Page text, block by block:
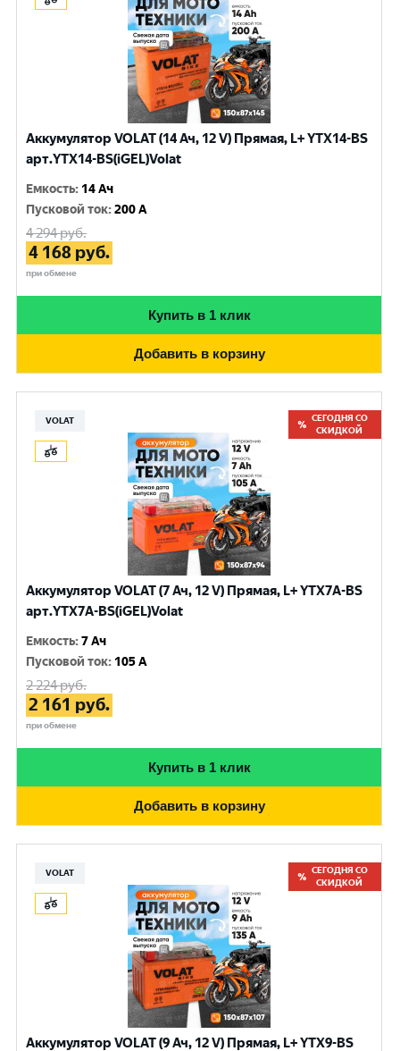
Аккумулятор VOLAT (14 Ач, 12 V) Прямая, L+ YTX14-BS
арт.YTX14-BS(iGEL)Volat
Емкость: 14 Ач
Пусковой ток:200 A
4 294руб.
4 168 руб.
при обмене
Купить в 1 клик
Добавить в корзину
VOLAT
СЕГОДНЯ СО
СКИДКОЙ
Аккумулятор VOLAT (7 Ач, 12 V) Прямая, L+ YTX7A-BS
арт.YTX7A-BS(iGEL)Volat
Емкость:7 Ач
Пусковой ток: 105 A
2 224руб.
2 161 руб.
при обмене
Купить в 1 клик
Добавить в корзину
VOLAT
СЕГОДНЯ СО
СКИДКОЙ
Аккумулятор VOLAT (9 Ач, 12 V) Прямая, L+ YTX9-BS